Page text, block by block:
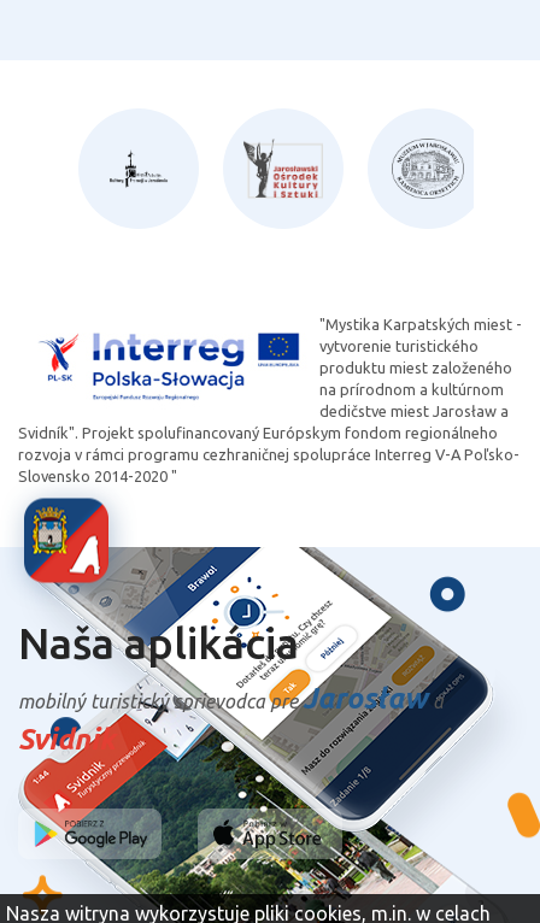
"Mystika Karpatských miest -
vytvorenie turistického
produktu miest založeného
na prírodnom a kultúrnom
dedičstve miest Jarosław a
Svidník". Projekt spolufinancovaný Európskym fondom regionálneho
rozvoja v rámci programu cezhraničnej spolupráce Interreg V-A Poľsko-
Slovensko 2014-2020 "
Naša aplikácia
mobilný turistický sprievodca preJarosława
Svidnik
Nasza witryna wykorzystuje pliki cookies, m.in. w celach